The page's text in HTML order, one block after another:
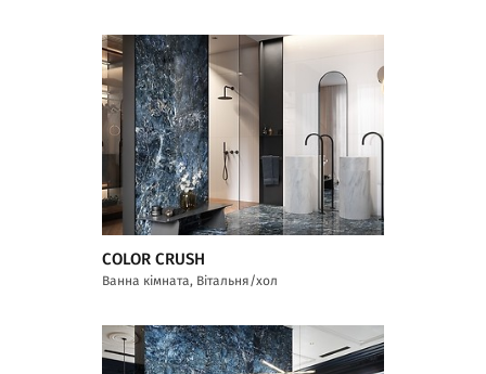
COLOR CRUSH
Ванна кімната, Вітальня/хол